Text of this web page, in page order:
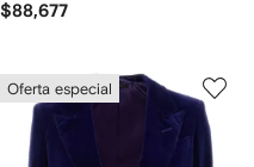
$88,677
Oferta especial